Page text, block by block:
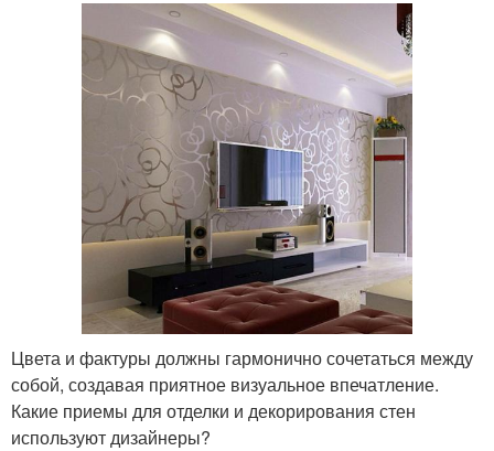
Цвета и фактуры должны гармонично сочетаться между
собой, создавая приятное визуальное впечатление.
Какие приемы для отделки и декорирования стен
используют дизайнеры?